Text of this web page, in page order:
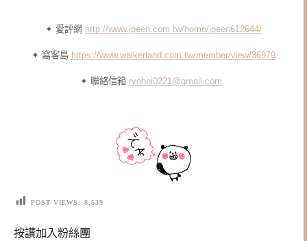
✦ 愛評網 http://www.ipeen.com.tw/home/ipeen612644/
✦ 窩客島 https://www.walkerland.com.tw/member/view/36979
✦ 聯絡信箱 ryohei0221@gmail.com
POST VIEWS: 8,539
按讚加入粉絲團